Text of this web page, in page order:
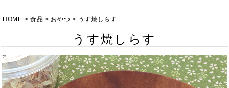
HOME 食品 おやつ うす焼しらす
うす焼しらす